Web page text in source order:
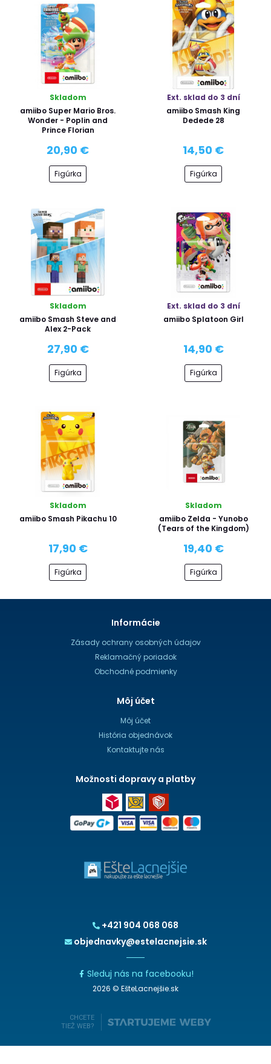
Skladom
amiibo Super Mario Bros.
Wonder - Poplin and
Prince Florian
20,90 €
Figúrka
Ext. sklad do 3 dní
amiibo Smash King
Dedede 28
14,50 €
Figúrka
Skladom
amiibo Smash Steve and
Alex 2-Pack
27,90 €
Figúrka
Ext. sklad do 3 dní
amiibo Splatoon Girl
14,90 €
Figúrka
Skladom
amiibo Smash Pikachu 10
17,90 €
Figúrka
Skladom
amiibo Zelda - Yunobo
(Tears of the Kingdom)
19,40 €
Figúrka
+421 904 068 068
objednavky@estelacnejsie.sk
Sleduj nás na facebooku!
2026 © EšteLacnejšie.sk
Informácie
Zásady ochrany osobných údajov
Reklamačný poriadok
Obchodné podmienky
Môj účet
Môj účet
História objednávok
Kontaktujte nás
Možnosti dopravy a platby
CHCETE
TIEŽ WEB?